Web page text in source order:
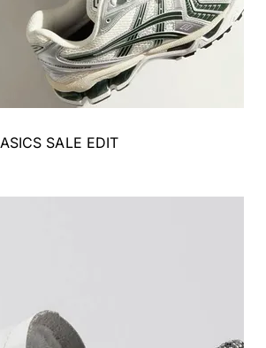
ASICS SALE EDIT